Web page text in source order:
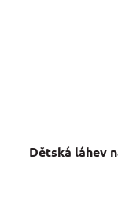
Dětská láhev